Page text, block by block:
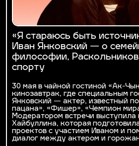
«Я стараюсь быть
Иван Янковский — о
философии,
спорту
30 мая в чайной гостиной «Ак-
кинозавтрак, где специальным
Янковский — актер, известный
пацана», «Фишер», «Чемпион
Модератором встречи
Хайбуллина, которая
проектов с участием Иваном и
диалог между актером и